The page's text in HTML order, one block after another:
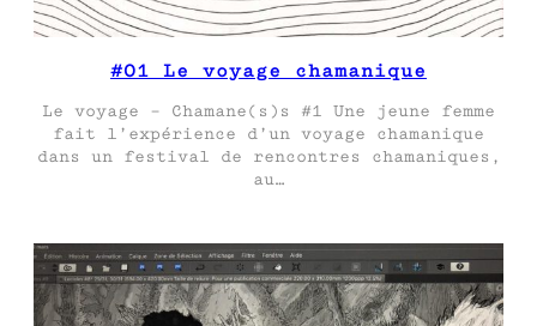
#01 Le voyage chamanique
Le voyage – Chamane(s)s #1 Une jeune femme
fait l’expérience d’un voyage chamanique
dans un festival de rencontres chamaniques,
au…